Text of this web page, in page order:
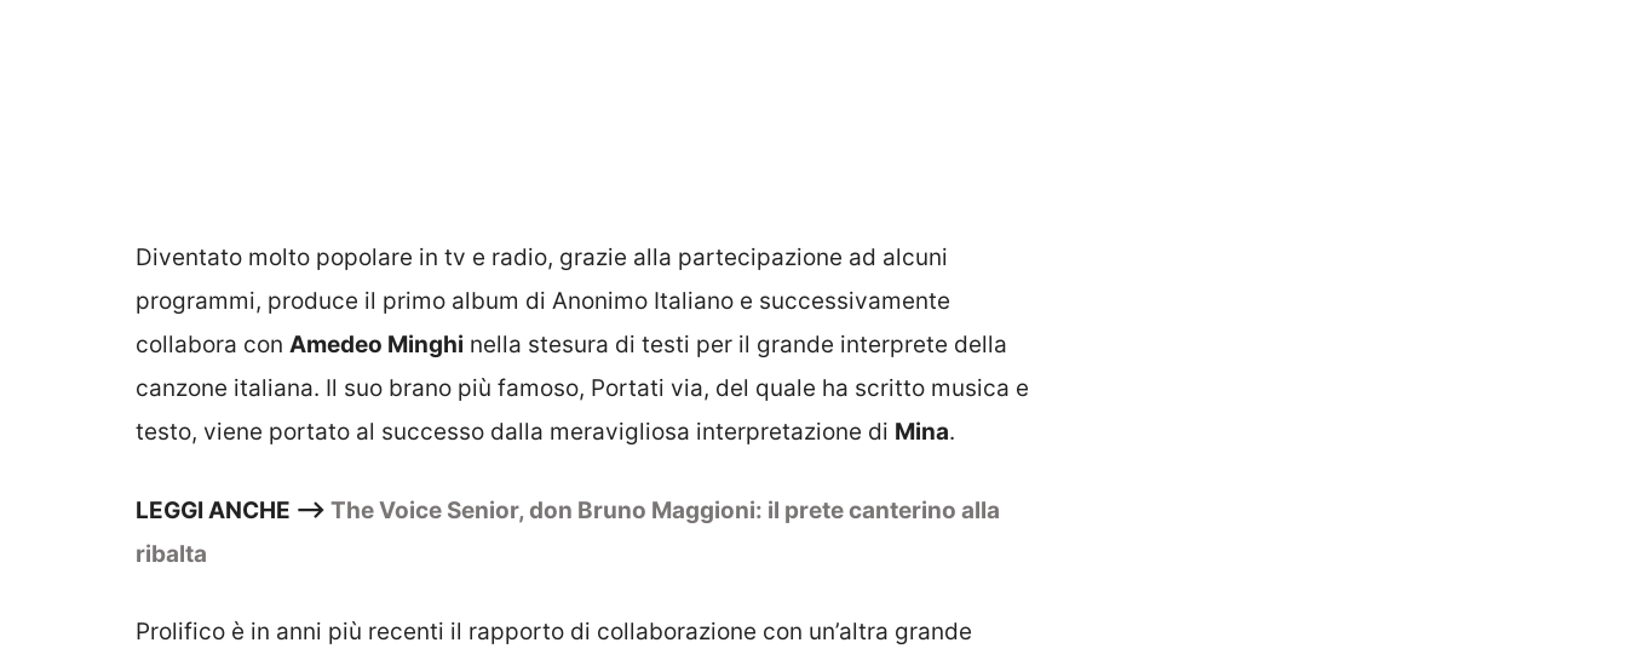
Diventato molto popolare in tv e radio, grazie alla partecipazione ad alcuni
programmi, produce il primo album di Anonimo Italiano e successivamente
collabora con Amedeo Minghi nella stesura di testi per il grande interprete della
canzone italiana. Il suo brano più famoso, Portati via, del quale ha scritto musica e
testo, viene portato al successo dalla meravigliosa interpretazione di Mina.
LEGGI ANCHE –> The Voice Senior, don Bruno Maggioni: il prete canterino alla
ribalta
Prolifico è in anni più recenti il rapporto di collaborazione con un’altra grande